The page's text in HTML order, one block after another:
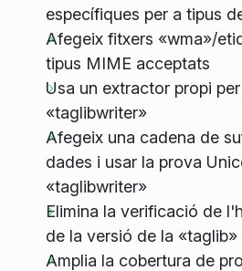
específiques per a tipus
Afegeix fitxers «wma»/
tipus MIME acceptats
Usa un extractor propi
«taglibwriter»
Afegeix una cadena de
dades i usar la prova
«taglibwriter»
Elimina la verificació de
de la versió de la «taglib»
Amplia la cobertura de